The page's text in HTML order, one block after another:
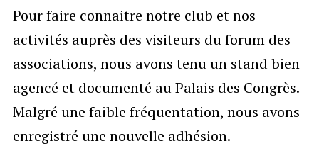
Calendrier
Pour faire connaitre notre club et nos
activités auprès des visiteurs du forum des
associations, nous avons tenu un stand bien
agencé et documenté au Palais des Congrès.
Malgré une faible fréquentation, nous avons
enregistré une nouvelle adhésion.